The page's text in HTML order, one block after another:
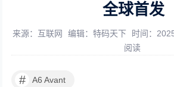
全球首发
来源：互联网 编辑：特码天下 时间：
阅读
# A6 Avant